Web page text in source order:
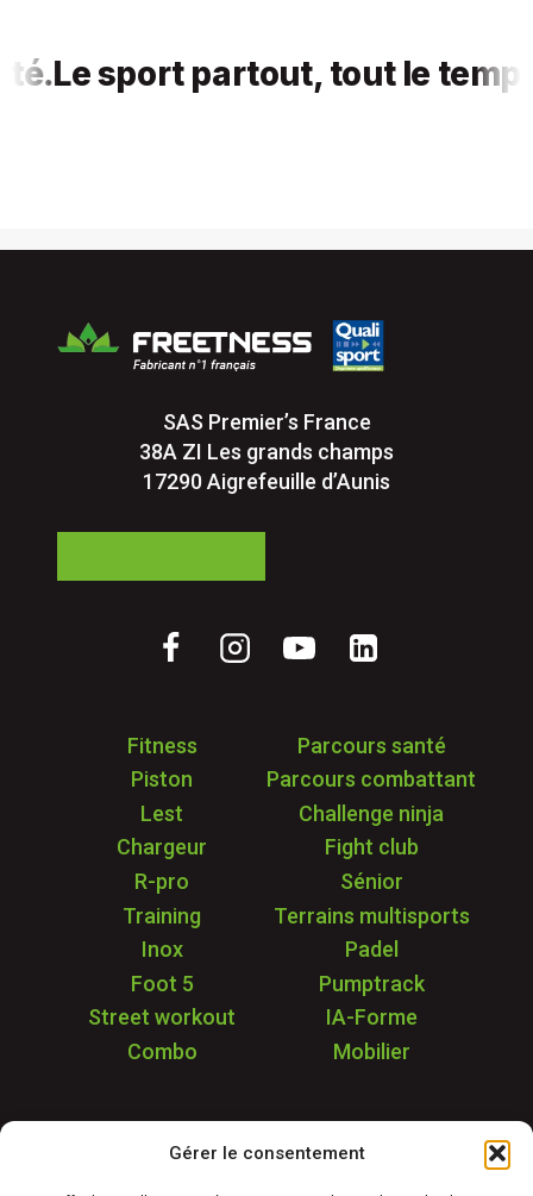
Gérer le consentement
Le sport partout, tout le temps,
SAS Premier’s France
38A ZI Les grands champs
17290 Aigrefeuille d’Aunis
Fitness
Parcours santé
Piston
Parcours combattant
Lest
Challenge ninja
Chargeur
Fight club
R-pro
Sénior
Training
Terrains multisports
Inox
Padel
Foot 5
Pumptrack
Street workout
IA-Forme
Combo
Mobilier
Garantie & SAV